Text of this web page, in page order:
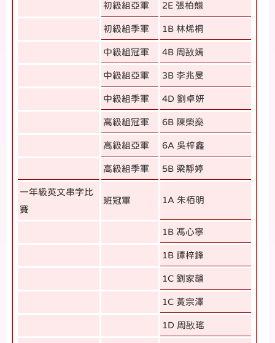
初級組亞軍 2E 張柏翹
初級組季軍 1B 林烯桐
中級組冠軍 4B 周敔嫣
中級組亞軍 3B 李兆旻
中級組季軍 4D 劉卓妍
高級組冠軍 6B 陳榮燊
高級組亞軍 6A 吳梓鑫
高級組季軍 5B 梁靜婷
一年級英文串字比
賽
班冠軍 1A 朱栢明
1B 馮心寧
1B 譚梓鋒
1C 劉家韻
1C 黃宗澤
1D 周敔瑤